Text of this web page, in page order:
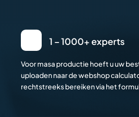
1 – 1000+ experts
Voor masa productie hoeft u uw
uploaden naar de webshop
rechtstreeks bereiken via het